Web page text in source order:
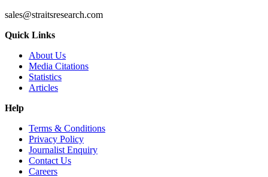
sales@straitsresearch.com
Quick Links
About Us
Media Citations
Statistics
Articles
Help
Terms & Conditions
Privacy Policy
Journalist Enquiry
Contact Us
Careers